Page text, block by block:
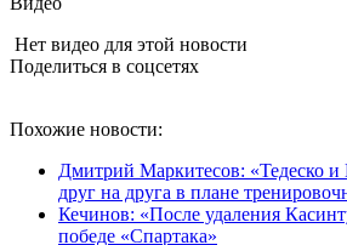
Нет видео для этой новости
Поделиться в соцсетях
Похожие новости:
Дмитрий Маркитесов: «Тедеско
друг на друга в плане
Кечинов: «После удаления
победе «Спартака»